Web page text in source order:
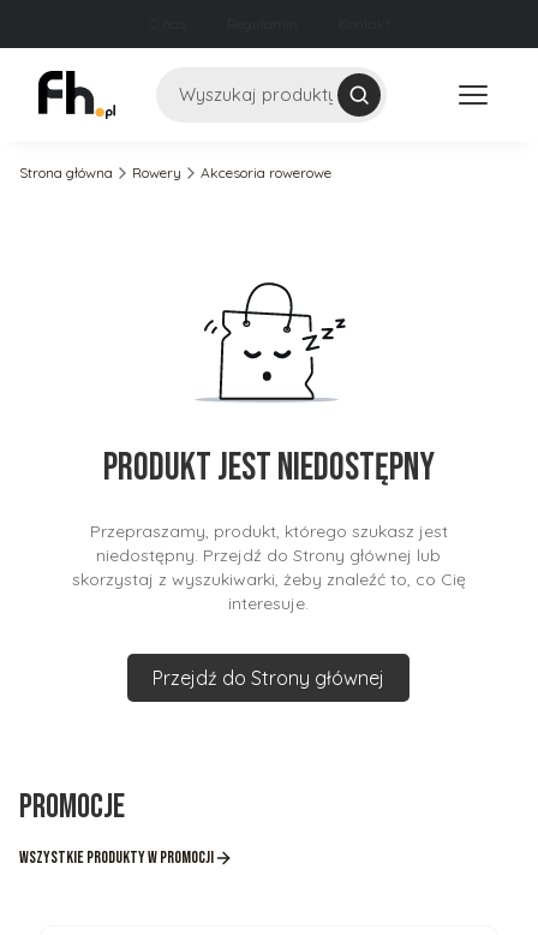
Szukaj
Strona główna Rowery Akcesoria rowerowe
Produkt jest niedostępny
Przepraszamy, produkt, którego szukasz jest
niedostępny. Przejdź do Strony głównej lub
skorzystaj z wyszukiwarki, żeby znaleźć to, co Cię
interesuje.
Przejdź do Strony głównej
Promocje
Wszystkie produkty w promocji